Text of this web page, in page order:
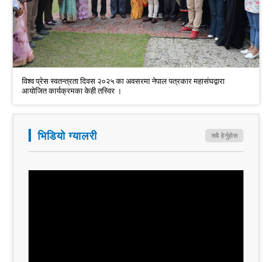
विश्व प्रेस स्वतन्त्रता दिवस २०२५ का अवसरमा नेपाल पत्रकार महासंघद्वारा
आयोजित कार्यक्रमका केही तस्विर ।
भिडियो ग्यालरी सबै हेर्नुहोस